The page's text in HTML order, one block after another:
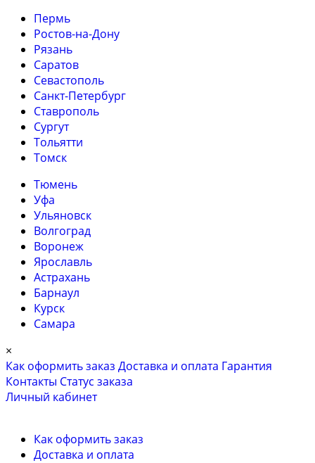
Пермь
Ростов-на-Дону
Рязань
Саратов
Севастополь
Санкт-Петербург
Ставрополь
Сургут
Тольятти
Томск
Тюмень
Уфа
Ульяновск
Волгоград
Воронеж
Ярославль
Астрахань
Барнаул
Курск
Самара
×
Как оформить заказ Доставка и оплата Гарантия
Контакты Cтатус заказа
Личный кабинет
Как оформить заказ
Доставка и оплата